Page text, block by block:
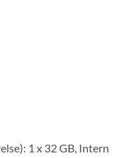
1 x 32 GB, Intern